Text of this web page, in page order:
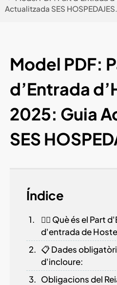
Actualitzada SES
Model PDF:
d’Entrada
2025: Guia
SES
Índice
🧍‍♂️ Què és el Part
d'entrada de
📋 Dades
d'incloure:
Obligacions del